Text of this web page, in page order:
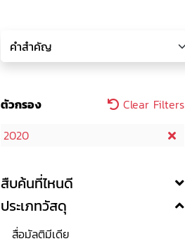
ตัวกรอง
Clear Filters
2020
สืบค้นที่ไหนดี
ประเภทวัสดุ
สื่อมัลติมีเดีย